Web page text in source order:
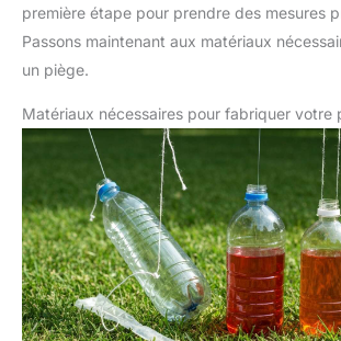
première étape pour prendre des mesures
Passons maintenant aux matériaux
un piège.
Matériaux nécessaires pour fabriquer votre